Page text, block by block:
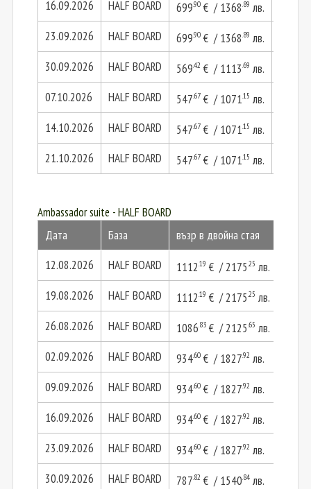
16.09.2026
HALF BOARD 699.90€ / 1368.89 лв.
23.09.2026
HALF BOARD 699.90€ / 1368.89 лв.
30.09.2026
HALF BOARD 569.42 € / 1113.69 лв.
07.10.2026
HALF BOARD 547.67€ / 1071.15 лв.
14.10.2026
HALF BOARD 547.67€ / 1071.15 лв.
21.10.2026
HALF BOARD 547.67€ / 1071.15 лв.
Ambassador suite - HALF BOARD
Дата
База възр в двойна стая
12.08.2026
HALF BOARD 1112.19 € / 2175.25 лв.
19.08.2026 HALF BOARD 1112.19 € / 2175.25 лв.
26.08.2026 HALF BOARD 1086.83€ / 2125.65 лв.
02.09.2026 HALF BOARD 934.60€ / 1827.92 лв.
09.09.2026 HALF BOARD 934.60€ / 1827.92 лв.
16.09.2026 HALF BOARD 934.60€ / 1827.92 лв.
23.09.2026 HALF BOARD 934.60€ / 1827.92 лв.
30.09.2026 HALF BOARD 787.82 € / 1540.84лв.